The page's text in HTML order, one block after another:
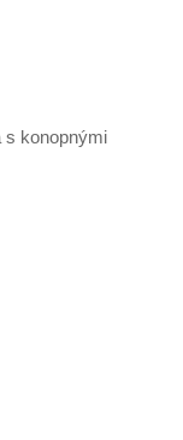
s konopnými